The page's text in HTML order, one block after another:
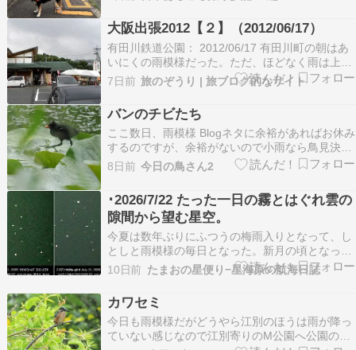
は低いとよく眠れます。 娘一家からはお昼頃に、
無事に松島に到着との連絡あり。 カキバーガー食
べてるとのメッセージでした。 今夜は松島のホ…
大阪出張2012【２】（2012/06/17）
有田川鉄道公園： 2012/06/17 有田川町の朝はあ
いにくの雨模様だった。ただ、ほどなく雨は上が
った。ちなみに有田は「ありた」ではなく「あり
だ」と濁る。 さて、有田川といえば有田鉄道であ
る。現在は廃止となっているこの路線は、沿線で
収穫されたみかんを運搬するために建設された私
鉄…
7日前 旅のぞうり | 旅ブログ的なサイト
バンのチビたち
ここ数日、雨模様 Blogネタに余裕があればお休み
するのですが、余裕がないので小雨なら鳥見決行
といっても行く場所は車内から観察できるM公園
となると会える鳥はカワセミやバン、カイツブリ
といった鳥たちになってしまいます。 巣立って大
分たっていますが、まだ「ブサカワ」固まって親
の後をつ…
8日前 今日の鳥さん2
･2026/7/22 たった一日の霧とはぐれ雲の
隙間から望む星空。
今夏は数年ぶりにふつうの梅雨入りとなって、し
としと雨模様の毎日となった。新月の頃となって
も一向に晴れる気配がなかった。 最近、興味半分
でチャッピーやGeminiなどのAIたちに「九十九里
よ」と話しかけている。すると各AIによって、ま
た…
10日前 たまおの星便り−星海原の航海日誌
カワセミ
今日も雨模様だがどうやら江別のほうは雨が降っ
ていない感じなので江別寄りのM公園へ公園の近